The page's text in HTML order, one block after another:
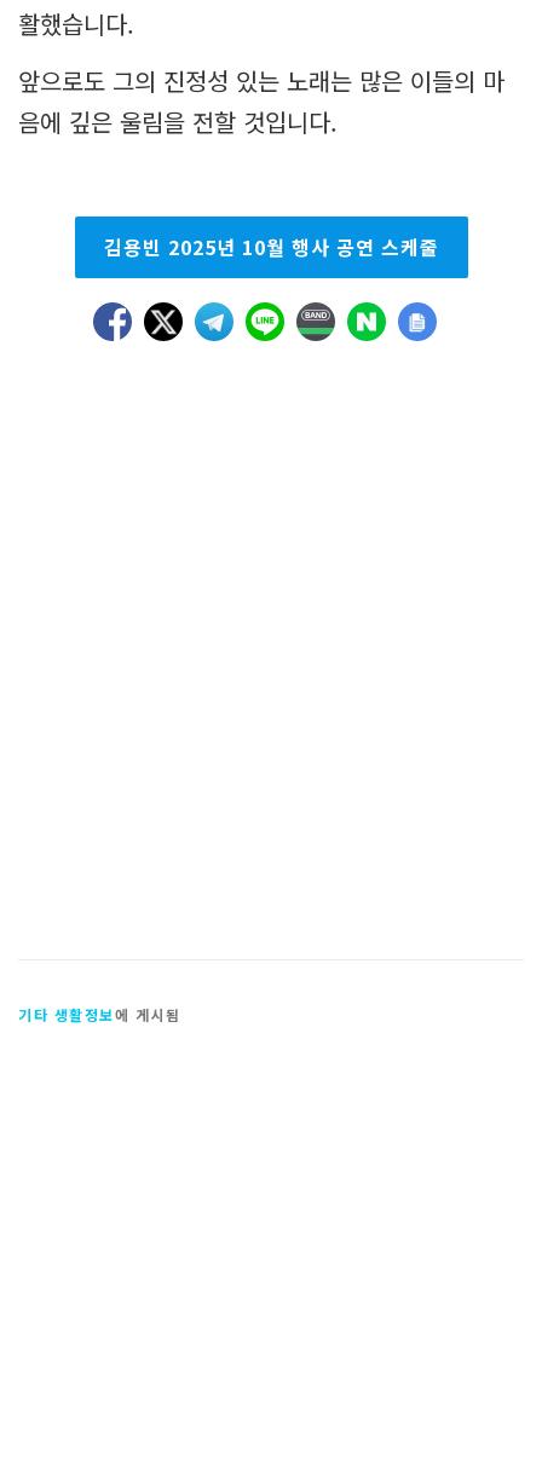
활했습니다.
앞으로도 그의 진정성 있는 노래는 많은 이들의 마
음에 깊은 울림을 전할 것입니다.
김용빈 2025년 10월 행사 공연 스케줄
기타 생활정보에 게시됨